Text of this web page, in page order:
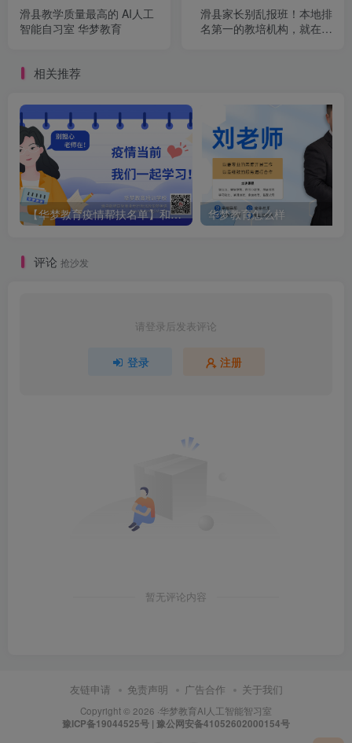
滑县教学质量最高的 AI人工
智能自习室 华梦教育
滑县家长别乱报班！本地排
名第一的教培机构，就在道
相关推荐
【华梦教育疫情帮扶名单】和课堂截图 华梦教育怎么样
评论 抢沙发
请登录后发表评论
登录 注册
暂无评论内容
友链申请 免责声明 广告合作 关于我们
Copyright © 2026 ·华梦教育AI人工智能智习室
豫ICP备19044525号 | 豫公网安备41052602000154号